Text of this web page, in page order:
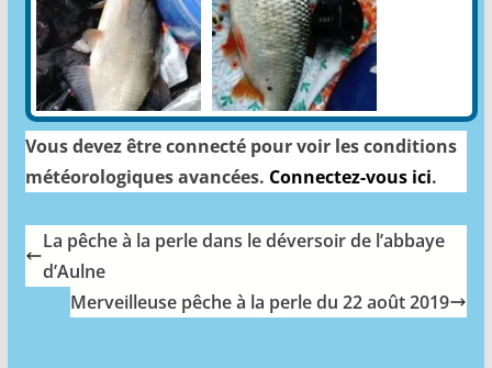
Vous devez être connecté pour voir les conditions
météorologiques avancées. Connectez-vous ici.
La pêche à la perle dans le déversoir de l’abbaye
d’Aulne
Merveilleuse pêche à la perle du 22 août 2019